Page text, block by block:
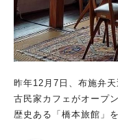
昨年12月7日、布施弁
古民家カフェがオープンし
歴史ある「橋本旅館」